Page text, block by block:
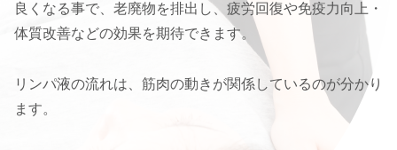
良くなる事で、老廃物を排出し、疲労回復や免疫力向上・
体質改善などの効果を期待できます。
リンパ液の流れは、筋肉の動きが関係しているのが分かり
ます。